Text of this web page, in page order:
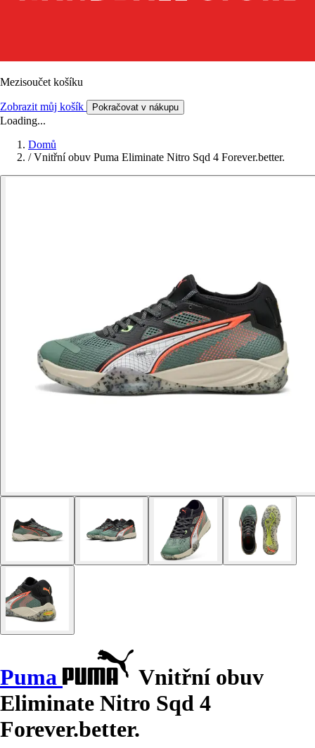
Mezisoučet košíku
Zobrazit můj košík Pokračovat v nákupu
Loading...
Domů
/ Vnitřní obuv Puma Eliminate Nitro Sqd 4 Forever.better.
Puma
Vnitřní obuv
Eliminate Nitro Sqd 4
Forever.better.